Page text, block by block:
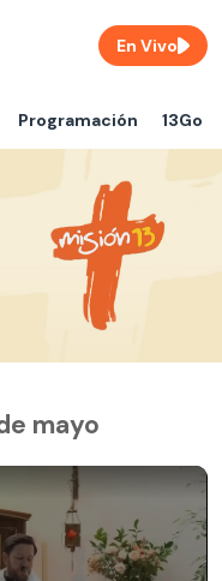
Programación 13Go
En Vivo
mayo